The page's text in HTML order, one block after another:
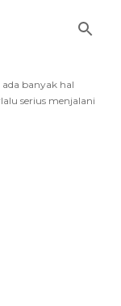
banyak hal
serius menjalani